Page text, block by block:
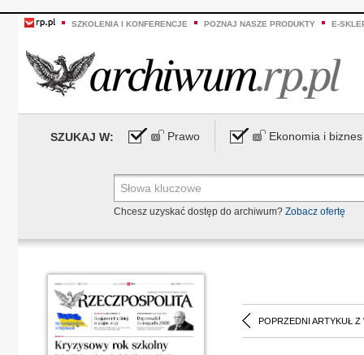
SZKOLENIA I KONFERENCJE POZNAJ NASZE PRODUKTY E-
SZUKAJ W: Prawo Ekonomia i biznes
Chcesz uzyskać dostęp do archiwum? Zobacz ofertę
POPRZEDNI ARTYKUŁ Z